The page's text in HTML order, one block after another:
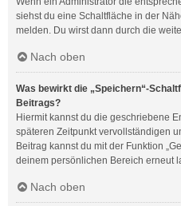
siehst du eine Schaltfläche in der
melden. Du wirst dann durch die
Nach oben
Was bewirkt die „Speichern“-
Beitrags?
Hiermit kannst du die geschriebene
späteren Zeitpunkt vervollständigen
Beitrag kannst du mit der Funktion
deinem persönlichen Bereich erneut
Nach oben